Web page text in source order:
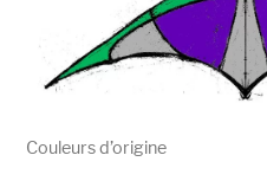
Couleurs d’origine